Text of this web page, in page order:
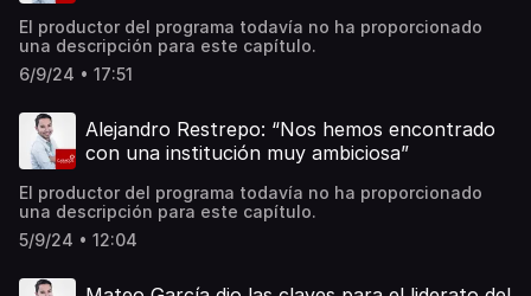
El productor del programa todavía no ha proporcionado
una descripción para este capítulo.
6/9/24 • 17:51
Alejandro Restrepo: “Nos hemos encontrado
con una institución muy ambiciosa”
El productor del programa todavía no ha proporcionado
una descripción para este capítulo.
5/9/24 • 12:04